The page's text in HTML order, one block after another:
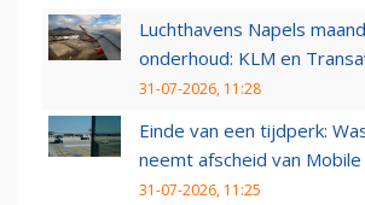
Luchthavens Napels
onderhoud: KLM en
31-07-2026, 11:28
Einde van een tijdperk:
neemt afscheid van
31-07-2026, 11:25